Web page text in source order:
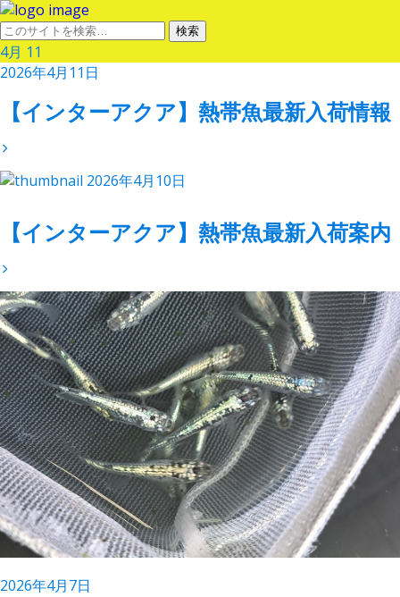
4月 11
2026年4月11日
【インターアクア】熱帯魚最新入荷情報
2026年4月10日
【インターアクア】熱帯魚最新入荷案内
2026年4月7日